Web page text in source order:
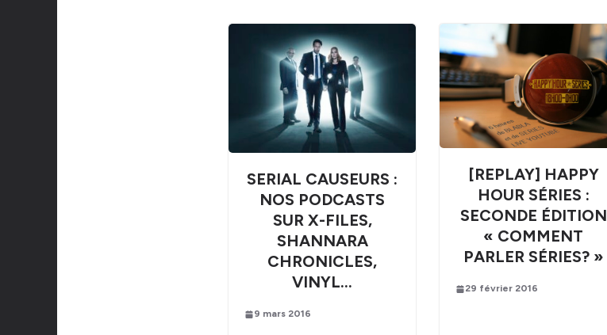
SERIAL CAUSEURS :
NOS PODCASTS
SUR X-FILES,
SHANNARA
CHRONICLES,
VINYL…
9 mars 2016
[REPLAY] HAPPY
HOUR SÉRIES :
SECONDE ÉDITION
« COMMENT
PARLER SÉRIES? »
29 février 2016